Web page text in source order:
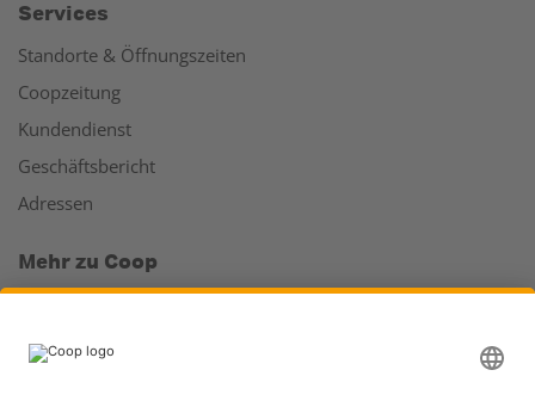
Services
Standorte & Öffnungszeiten
Coopzeitung
Kundendienst
Geschäftsbericht
Adressen
Mehr zu Coop
Läden & Services